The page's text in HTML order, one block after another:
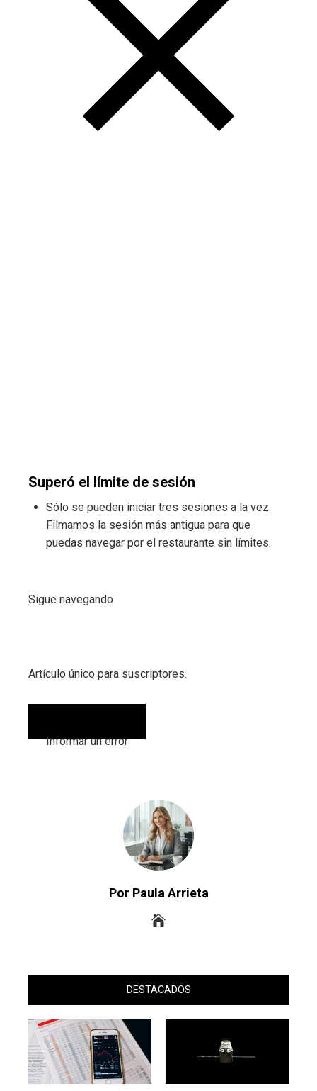
Superó el límite de sesión
Sólo se pueden iniciar tres sesiones a la vez.
Filmamos la sesión más antigua para que
puedas navegar por el restaurante sin límites.
Sigue navegando
Artículo único para suscriptores.
Informar un error
Por Paula Arrieta
DESTACADOS